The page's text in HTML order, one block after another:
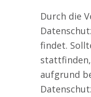
Durch die
findet.
aufgrund